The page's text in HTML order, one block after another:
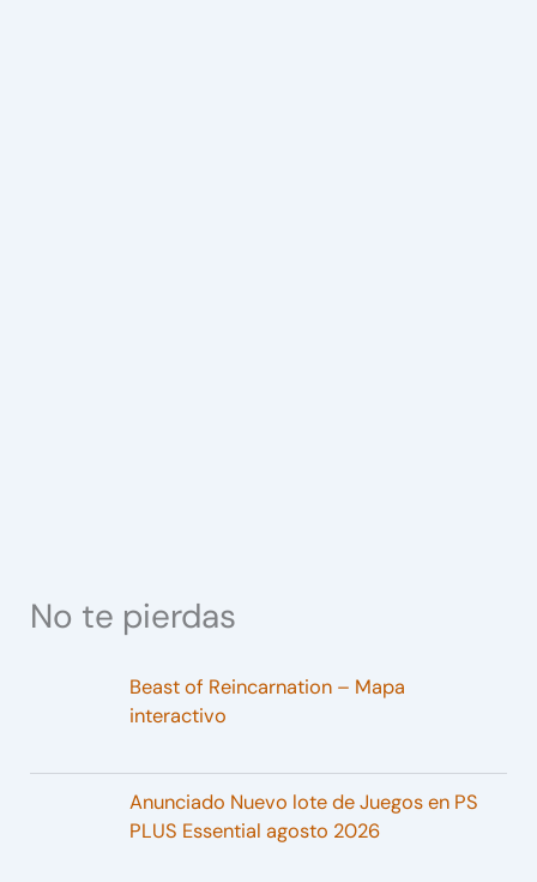
No te pierdas
Beast of Reincarnation – Mapa
interactivo
Anunciado Nuevo lote de Juegos en PS
PLUS Essential agosto 2026